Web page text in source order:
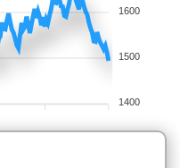
1600
1500
1400